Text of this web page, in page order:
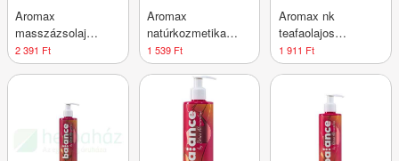
Aromax
masszázsolaj
relaxa 250 ml
2 391 Ft
Aromax
natúrkozmetika
mellápoló olaj 20 ml
1 539 Ft
Aromax nk
teafaolajos
körömápoló olaj 10
ml
1 911 Ft